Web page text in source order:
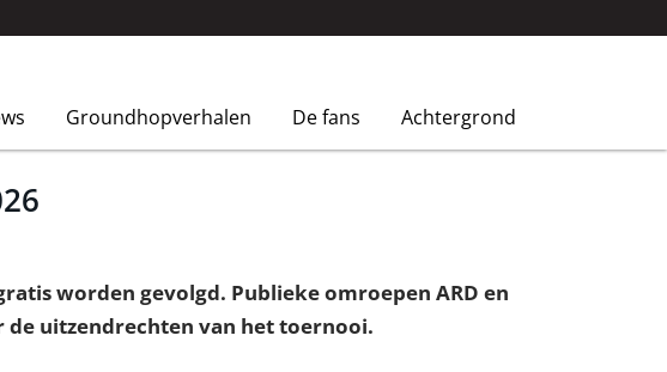
Groundhopverhalen De fans Achtergrond
worden gevolgd. Publieke omroepen ARD en
de uitzendrechten van het toernooi.